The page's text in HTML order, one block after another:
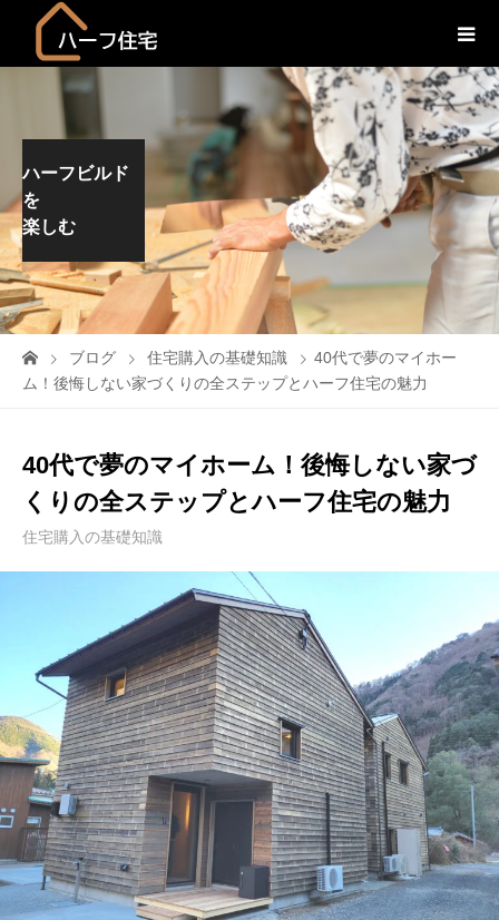
ハーフビルド
を
楽しむ
ブログ 住宅購入の基礎知識
40代で夢のマイホー
ム！後悔しない家づくりの全ステップとハーフ住宅の魅力
40代で夢のマイホーム！後悔しない家づ
くりの全ステップとハーフ住宅の魅力
住宅購入の基礎知識